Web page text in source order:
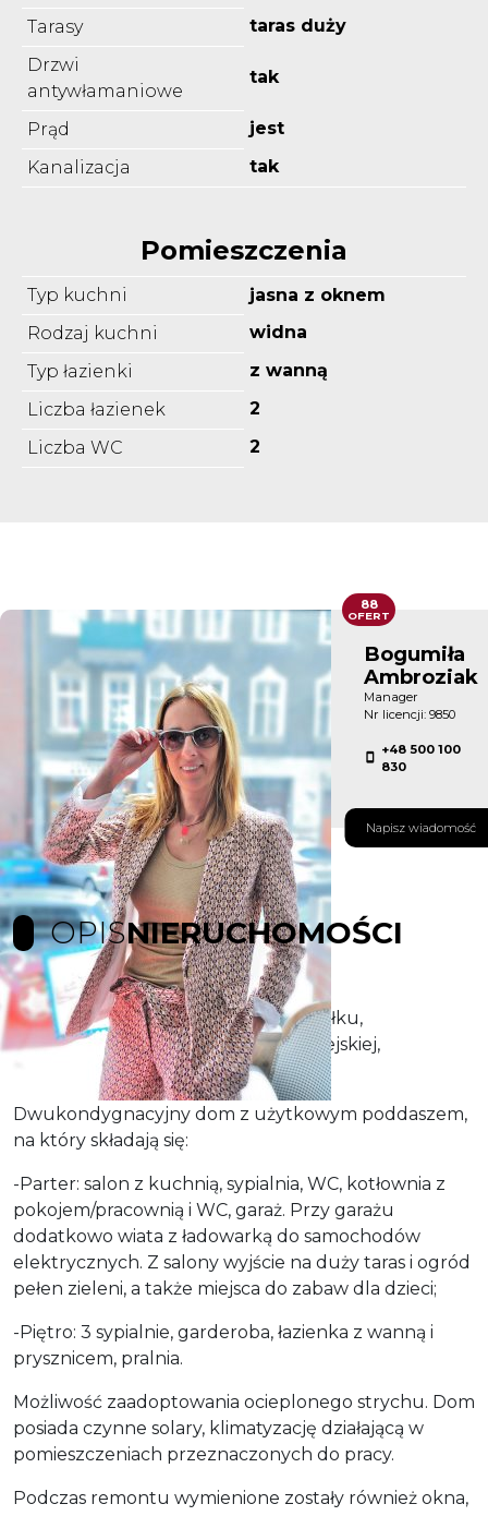
Tarasy
taras duży
Drzwi
antywłamaniowe
tak
Prąd
jest
Kanalizacja
tak
Pomieszczenia
Typ kuchni
jasna z oknem
Rodzaj kuchni
widna
Typ łazienki
z wanną
Liczba łazienek
2
Liczba WC
2
Bogumiła
Ambroziak
Manager
Nr licencji: 9850
+48 500 100
830
Napisz wiadomość
88
OFERT
OPISNIERUCHOMOŚCI
Wyjątkowa lokalizacja, z dala od zgiełku,
równocześnie blisko komunikacji miejskiej,
przedszkoli, szkół czy sklepów.
Dwukondygnacyjny dom z użytkowym poddaszem,
na który składają się:
-Parter: salon z kuchnią, sypialnia, WC, kotłownia z
pokojem/pracownią i WC, garaż. Przy garażu
dodatkowo wiata z ładowarką do samochodów
elektrycznych. Z salony wyjście na duży taras i ogród
pełen zieleni, a także miejsca do zabaw dla dzieci;
-Piętro: 3 sypialnie, garderoba, łazienka z wanną i
prysznicem, pralnia.
Możliwość zaadoptowania ocieplonego strychu. Dom
posiada czynne solary, klimatyzację działającą w
pomieszczeniach przeznaczonych do pracy.
Podczas remontu wymienione zostały również okna,